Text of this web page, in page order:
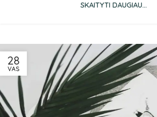
SKAITYTI DAUGIAU...
28
VAS